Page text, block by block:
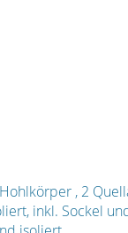
, 2
inkl. Sockel